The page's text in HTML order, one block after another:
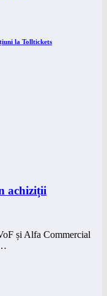
la Tolltickets
achiziții
și Alfa Commercial